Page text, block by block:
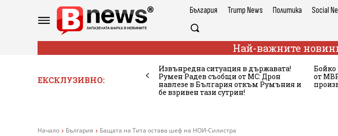
България Trump News Политика Social
Най-важните
ЕКСКЛУЗИВНО:
Извънредна ситуация в държавата!
Румен Радев съобщи от МС: Дрон
навлезе в България откъм Румъния и
бе взривен тази сутрин!
Бойко
от
Начало България Бащата на Тита остава шеф на НОИ-Силистра